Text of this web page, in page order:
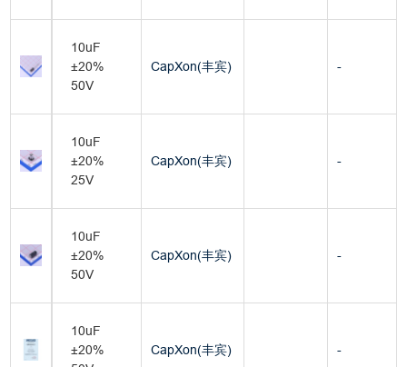
10uF
±20%
50V
CapXon(丰宾) -
10uF
±20%
25V
CapXon(丰宾) -
10uF
±20%
50V
CapXon(丰宾) -
10uF
±20%
CapXon(丰宾) -